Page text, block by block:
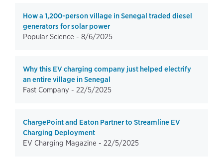
How a 1,200-person village in Senegal traded diesel
generators for solar power
Popular Science - 8/6/2025
Why this EV charging company just helped electrify
an entire village in Senegal
Fast Company - 22/5/2025
ChargePoint and Eaton Partner to Streamline EV
Charging Deployment
EV Charging Magazine - 22/5/2025